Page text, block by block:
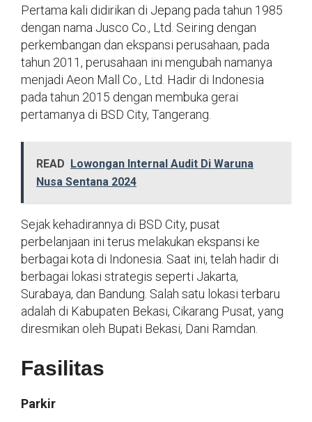
Pertama kali didirikan di Jepang pada tahun 1985
dengan nama Jusco Co., Ltd. Seiring dengan
perkembangan dan ekspansi perusahaan, pada
tahun 2011, perusahaan ini mengubah namanya
menjadi Aeon Mall Co., Ltd. Hadir di Indonesia
pada tahun 2015 dengan membuka gerai
pertamanya di BSD City, Tangerang.
READ Lowongan Internal Audit Di Waruna
Nusa Sentana 2024
Sejak kehadirannya di BSD City, pusat
perbelanjaan ini terus melakukan ekspansi ke
berbagai kota di Indonesia. Saat ini, telah hadir di
berbagai lokasi strategis seperti Jakarta,
Surabaya, dan Bandung. Salah satu lokasi terbaru
adalah di Kabupaten Bekasi, Cikarang Pusat, yang
diresmikan oleh Bupati Bekasi, Dani Ramdan.
Fasilitas
Parkir